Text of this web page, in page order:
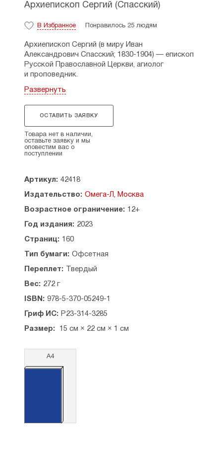
Архиепископ Сергий (Спасский)
В Избранное Понравилось 25 людям
Архиепископ Сергий (в миру Иван
Александрович Спасский; 1830-1904) — епископ
Русской Православной Церкви, агиолог
и проповедник.
В «Православном учении о почитании святых
Сергием (Спасским) передана суть
В издании содержатся краткая история
иконопочитания, ветхозаветное учение
об ангелах, откровения Божества, а также
Завете. Помимо того, рассказано
Божиих за непочитание святых икон,
объясняется, как понимать вторую заповедь
Божества или Пресвятой Троицы и многое
другое.
на Днепре : скоропеч. и лит. Ш. Фридланда, 1887.
— 138 с.).
Рекомендовано к публикации Издательским
советом Русской Православной Церкви.
Развернуть
ОСТАВИТЬ ЗАЯВКУ
Товара нет в наличии,
оставьте заявку и мы
оповестим вас о
поступлении
Артикул: 42418
Издательство: Омега-Л, Москва
Возрастное ограничение: 12+
Год издания: 2023
Страниц: 160
Тип бумаги: Офсетная
Переплет: Твердый
Вес: 272 г
ISBN: 978-5-370-05249-1
Гриф ИС: Р23-314-3285
Размер: 15 см × 22 см × 1 см
А4